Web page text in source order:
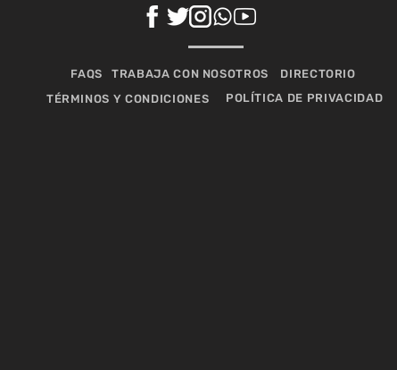
FAQS TRABAJA CON NOSOTROS
DIRECTORIO
TÉRMINOS Y CONDICIONES
POLÍTICA DE PRIVACIDAD